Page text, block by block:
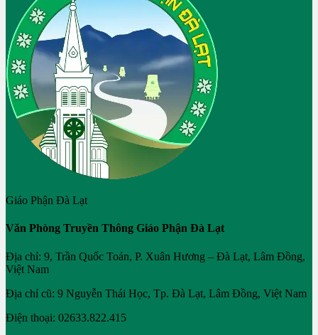
Giáo Phận Đà Lạt
Văn Phòng Truyền Thông Giáo Phận Đà Lạt
Địa chỉ: 9, Trần Quốc Toản, P. Xuân Hương – Đà Lạt, Lâm Đồng,
Việt Nam
Địa chỉ cũ: 9 Nguyễn Thái Học, Tp. Đà Lạt, Lâm Đồng, Việt Nam
Điện thoại: 02633.822.415